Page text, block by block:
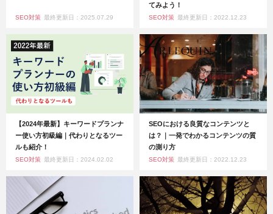
SEO対策 最終更新日：2025.07.29
てみよう！
SEO対策 最終更新日：2022.12.23
【2024年最新】キーワードプランナ
ー使い方初級編｜代わりとなるツー
ルも紹介！
SEO対策 最終更新日：2024.02.02
SEOにおける良質なコンテンツと
は？｜一発でわかるコンテンツの質
の測り方
SEO対策 最終更新日：2022.12.23